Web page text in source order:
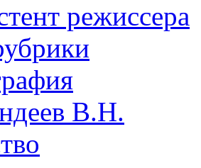
режиссера
В.Н.